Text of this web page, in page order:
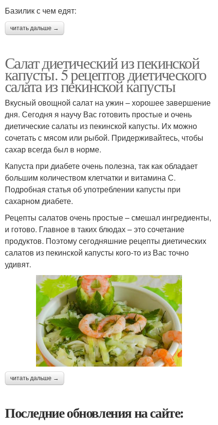
Базилик с чем едят:
читать дальше →
Салат диетический из пекинской
капусты. 5 рецептов диетического
салата из пекинской капусты
Вкусный овощной салат на ужин – хорошее завершение
дня. Сегодня я научу Вас готовить простые и очень
диетические салаты из пекинской капусты. Их можно
сочетать с мясом или рыбой. Придерживайтесь, чтобы
сахар всегда был в норме.
Капуста при диабете очень полезна, так как обладает
большим количеством клетчатки и витамина С.
Подробная статья об употреблении капусты при
сахарном диабете.
Рецепты салатов очень простые – смешал ингредиенты,
и готово. Главное в таких блюдах – это сочетание
продуктов. Поэтому сегодняшние рецепты диетических
салатов из пекинской капусты кого-то из Вас точно
удивят.
читать дальше →
Последние обновления на сайте: